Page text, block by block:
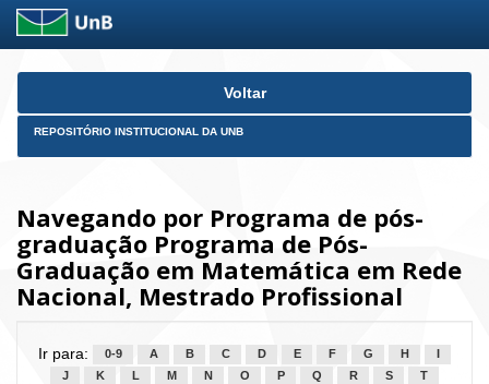
Skip
Voltar
REPOSITÓRIO INSTITUCIONAL DA UNB
Navegando por Programa de pós-
graduação Programa de Pós-
Graduação em Matemática em Rede
Nacional, Mestrado Profissional
Ir para: 0-9 A B C D E F G H
J
K L M N O P Q R S
T